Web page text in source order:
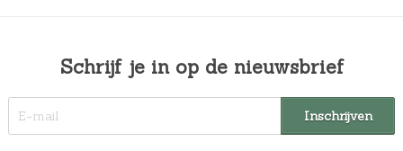
Schrijf je in op de nieuwsbrief